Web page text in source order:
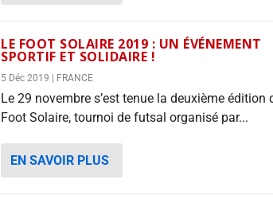
LE FOOT SOLAIRE 2019 : UN ÉVÉNEMENT
SPORTIF ET SOLIDAIRE !
5 Déc 2019 FRANCE
Le 29 novembre s’est tenue la deuxième édition
Foot Solaire, tournoi de futsal organisé par...
EN SAVOIR PLUS